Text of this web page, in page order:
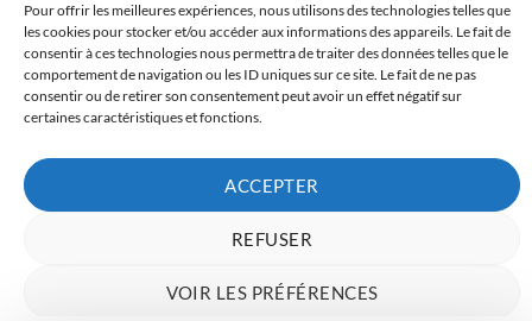
Pour offrir les meilleures expériences, nous utilisons des technologies telles que
les cookies pour stocker et/ou accéder aux informations des appareils. Le fait de
consentir à ces technologies nous permettra de traiter des données telles que le
comportement de navigation ou les ID uniques sur ce site. Le fait de ne pas
consentir ou de retirer son consentement peut avoir un effet négatif sur
certaines caractéristiques et fonctions.
ACCEPTER
REFUSER
VOIR LES PRÉFÉRENCES
Copyright 2023 © Inkcenter - Webdesign by